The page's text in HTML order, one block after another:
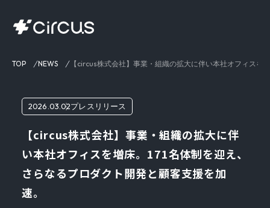
TOP NEWS 【circus株式会社】事業・組織の拡大に伴い本社オフィスを
2026.03.02プレスリリース
【circus株式会社】事業・組織の拡大に伴
い本社オフィスを増床。171名体制を迎え、
さらなるプロダクト開発と顧客支援を加
速。